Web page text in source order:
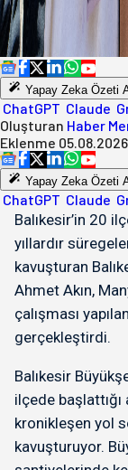
Yapay Zeka Özeti
ChatGPT Claude
Oluşturan Haber
Eklenme
Yapay Zeka Özeti
ChatGPT Claude
Balıkesir’in 20
yıllardır
kavuşturan
Ahmet Akın,
çalışması
gerçekleştirdi.
Balıkesir
ilçede
kronikleşen yol
kavuşturuyor.